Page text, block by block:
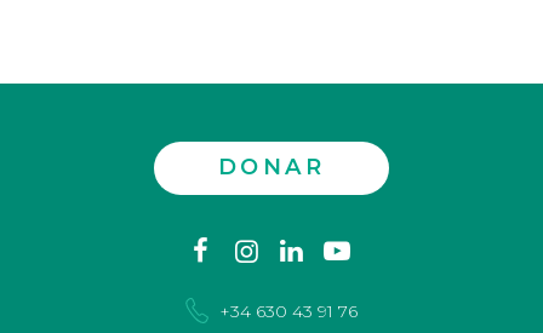
DONAR
facebook
instagram
linkedin
+34 630 43 91 76